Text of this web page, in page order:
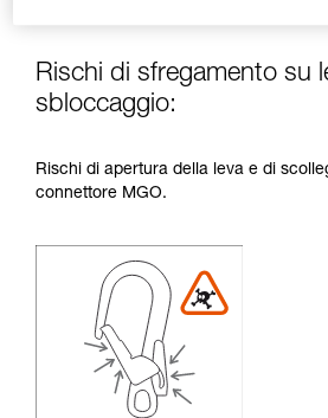
Rischi di sfregamento su
sbloccaggio:
Rischi di apertura della leva e di
connettore MGO.